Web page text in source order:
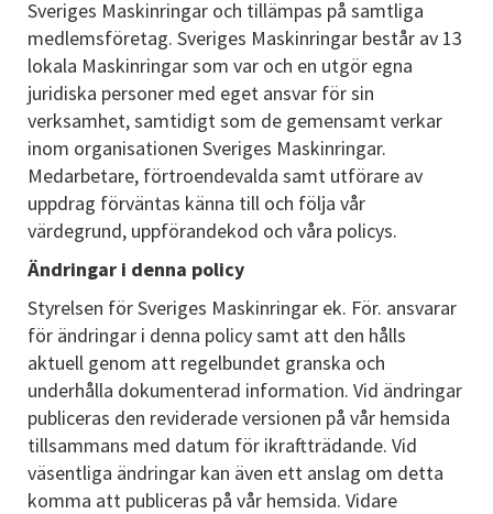
Sveriges Maskinringar och tillämpas på samtliga
medlemsföretag. Sveriges Maskinringar består av 13
lokala Maskinringar som var och en utgör egna
juridiska personer med eget ansvar för sin
verksamhet, samtidigt som de gemensamt verkar
inom organisationen Sveriges Maskinringar.
Medarbetare, förtroendevalda samt utförare av
uppdrag förväntas känna till och följa vår
värdegrund, uppförandekod och våra policys.
Ändringar i denna policy
Styrelsen för Sveriges Maskinringar ek. För. ansvarar
för ändringar i denna policy samt att den hålls
aktuell genom att regelbundet granska och
underhålla dokumenterad information. Vid ändringar
publiceras den reviderade versionen på vår hemsida
tillsammans med datum för ikraftträdande. Vid
väsentliga ändringar kan även ett anslag om detta
komma att publiceras på vår hemsida. Vidare